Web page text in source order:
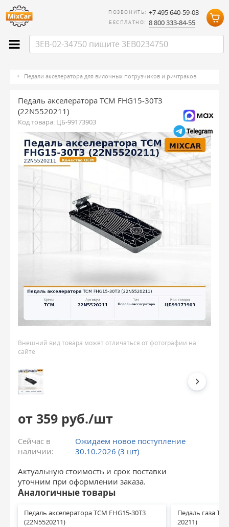
ПОЗВОНИТЬ: +7 495 640-59-03
БЕСПЛАТНО: 8 800 333-84-55
Педали акселератора для вилочных погрузчиков и ричтраков
Педаль акселератора TCM FHG15-30T3
(22N5520211)
Код товара: ЦБ-99173903
Внешний вид товара может отличаться от фотографии на
сайте
от 359 руб./шт
Сейчас в
наличии:
Ожидаем новое поступление
30.10.2026 (3 шт)
Актуальную стоимость и срок поставки
уточним при оформлении заказа.
Аналогичные товары
Педаль акселератора TCM FHG15-30T3
(22N5520211)
Педаль газа
20211)